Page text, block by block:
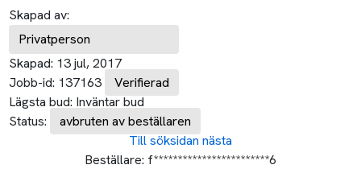
Skapad av:
Privatperson
Skapad: 13 jul, 2017
Jobb-id: 137163
Verifierad
Lägsta bud: Inväntar bud
Status:
avbruten av beställaren
Till söksidan nästa
Beställare: f************************6